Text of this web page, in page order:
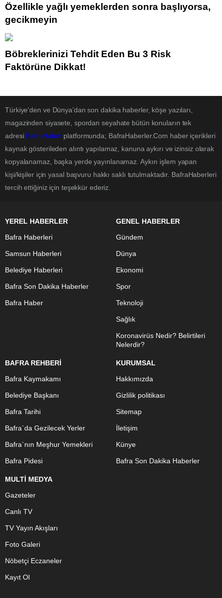
Özellikle yağlı yemeklerden sonra başlıyorsa,
gecikmeyin
Böbreklerinizi Tehdit Eden Bu 3 Risk
Faktörüne Dikkat!
Türkiye'den ve Dünya’dan son dakika haberler, köşe yazıları,
magazinden siyasete, spordan seyahate bütün konuların tek
adresi BafraHaber platformunda; BafraHaberler.Com haber içerikleri
kaynak gösterileden alıntı yapılamaz, kanuna aykırı ve izinsiz olarak
kopyalanamaz, başka yerde yayınlanamaz. Aykırı işlem yapan
kişi/kişiler için yasal başvuru hakkı saklı tutulmaktadır. BafraHaberleri
tercih ettiğiniz için teşekkür ederiz.
YEREL HABERLER
Bafra Haberleri
Samsun Haberleri
Belediye Haberleri
Bafra Son Dakika Haberler
Bafra Haber
GENEL HABERLER
Gündem
Dünya
Ekonomi
Spor
Teknoloji
Sağlık
Koronavirüs Nedir? Belirtileri
Nelerdir?
BAFRA REHBERİ
Bafra Kaymakamı
Belediye Başkanı
Bafra Tarihi
Bafra`da Gezilecek Yerler
Bafra`nın Meşhur Yemekleri
Bafra Pidesi
KURUMSAL
Hakkımızda
Gizlilik politikası
Sitemap
İletişim
Künye
Bafra Son Dakika Haberler
MULTİ MEDYA
Gazeteler
Canlı TV
TV Yayın Akışları
Foto Galeri
Nöbetçi Eczaneler
Kayıt Ol